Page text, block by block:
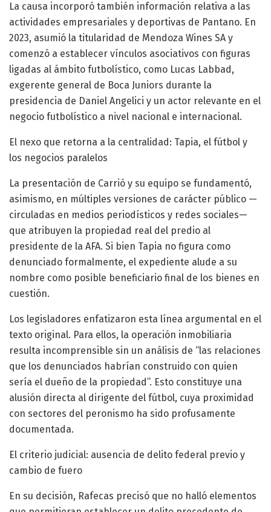
La causa incorporó también información relativa a las
actividades empresariales y deportivas de Pantano. En
2023, asumió la titularidad de Mendoza Wines SA y
comenzó a establecer vínculos asociativos con figuras
ligadas al ámbito futbolístico, como Lucas Labbad,
exgerente general de Boca Juniors durante la
presidencia de Daniel Angelici y un actor relevante en el
negocio futbolístico a nivel nacional e internacional.
El nexo que retorna a la centralidad: Tapia, el fútbol y
los negocios paralelos
La presentación de Carrió y su equipo se fundamentó,
asimismo, en múltiples versiones de carácter público —
circuladas en medios periodísticos y redes sociales—
que atribuyen la propiedad real del predio al
presidente de la AFA. Si bien Tapia no figura como
denunciado formalmente, el expediente alude a su
nombre como posible beneficiario final de los bienes en
cuestión.
Los legisladores enfatizaron esta línea argumental en el
texto original. Para ellos, la operación inmobiliaria
resulta incomprensible sin un análisis de “las relaciones
que los denunciados habrían construido con quien
sería el dueño de la propiedad”. Esto constituye una
alusión directa al dirigente del fútbol, cuya proximidad
con sectores del peronismo ha sido profusamente
documentada.
El criterio judicial: ausencia de delito federal previo y
cambio de fuero
En su decisión, Rafecas precisó que no halló elementos